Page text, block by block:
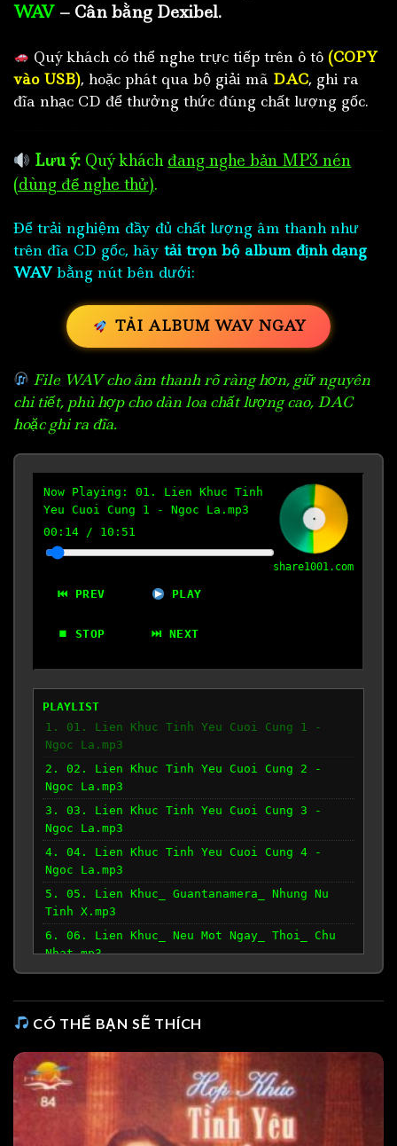
WAV – Cân bằng Dexibel.
Quý khách có thể nghe trực tiếp trên ô tô (COPY
vào USB), hoặc phát qua bộ giải mã DAC, ghi ra
đĩa nhạc CD để thưởng thức đúng chất lượng gốc.
Lưu ý: Quý khách đang nghe bản MP3 nén
(dùng để nghe thử).
Để trải nghiệm đầy đủ chất lượng âm thanh như
trên đĩa CD gốc, hãy tải trọn bộ album định dạng
WAV bằng nút bên dưới:
TẢI ALBUM WAV NGAY
File WAV cho âm thanh rõ ràng hơn, giữ nguyên
chi tiết, phù hợp cho dàn loa chất lượng cao, DAC
hoặc ghi ra đĩa.
Now Playing: 01. Lien Khuc Tinh
Yeu Cuoi Cung 1 - Ngoc La.mp3
00:15 / 10:51
⏮ PREV PLAY
⏹ STOP ⏭ NEXT
share1001.com
PLAYLIST
1. 01. Lien Khuc Tinh Yeu Cuoi Cung 1 -
Ngoc La.mp3
2. 02. Lien Khuc Tinh Yeu Cuoi Cung 2 -
Ngoc La.mp3
3. 03. Lien Khuc Tinh Yeu Cuoi Cung 3 -
Ngoc La.mp3
4. 04. Lien Khuc Tinh Yeu Cuoi Cung 4 -
Ngoc La.mp3
5. 05. Lien Khuc_ Guantanamera_ Nhung Nu
Tinh X.mp3
6. 06. Lien Khuc_ Neu Mot Ngay_ Thoi_ Chu
Nhat.mp3
CÓ THỂ BẠN SẼ THÍCH